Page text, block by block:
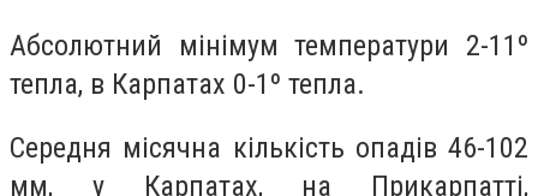
Абсолютний мінімум температури 2-11º
тепла, в Карпатах 0-1º тепла.
Середня місячна кількість опадів 46-102
мм, у Карпатах, на Прикарпатті,